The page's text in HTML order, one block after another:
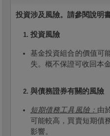
投資涉及風險。請參閱說明
投資風險
基金投資組合的價值可
失。概不保證可收回本金
與債務證券有關的風險
短期債務工具風險： 由
可能較高，買賣短期債
影響。